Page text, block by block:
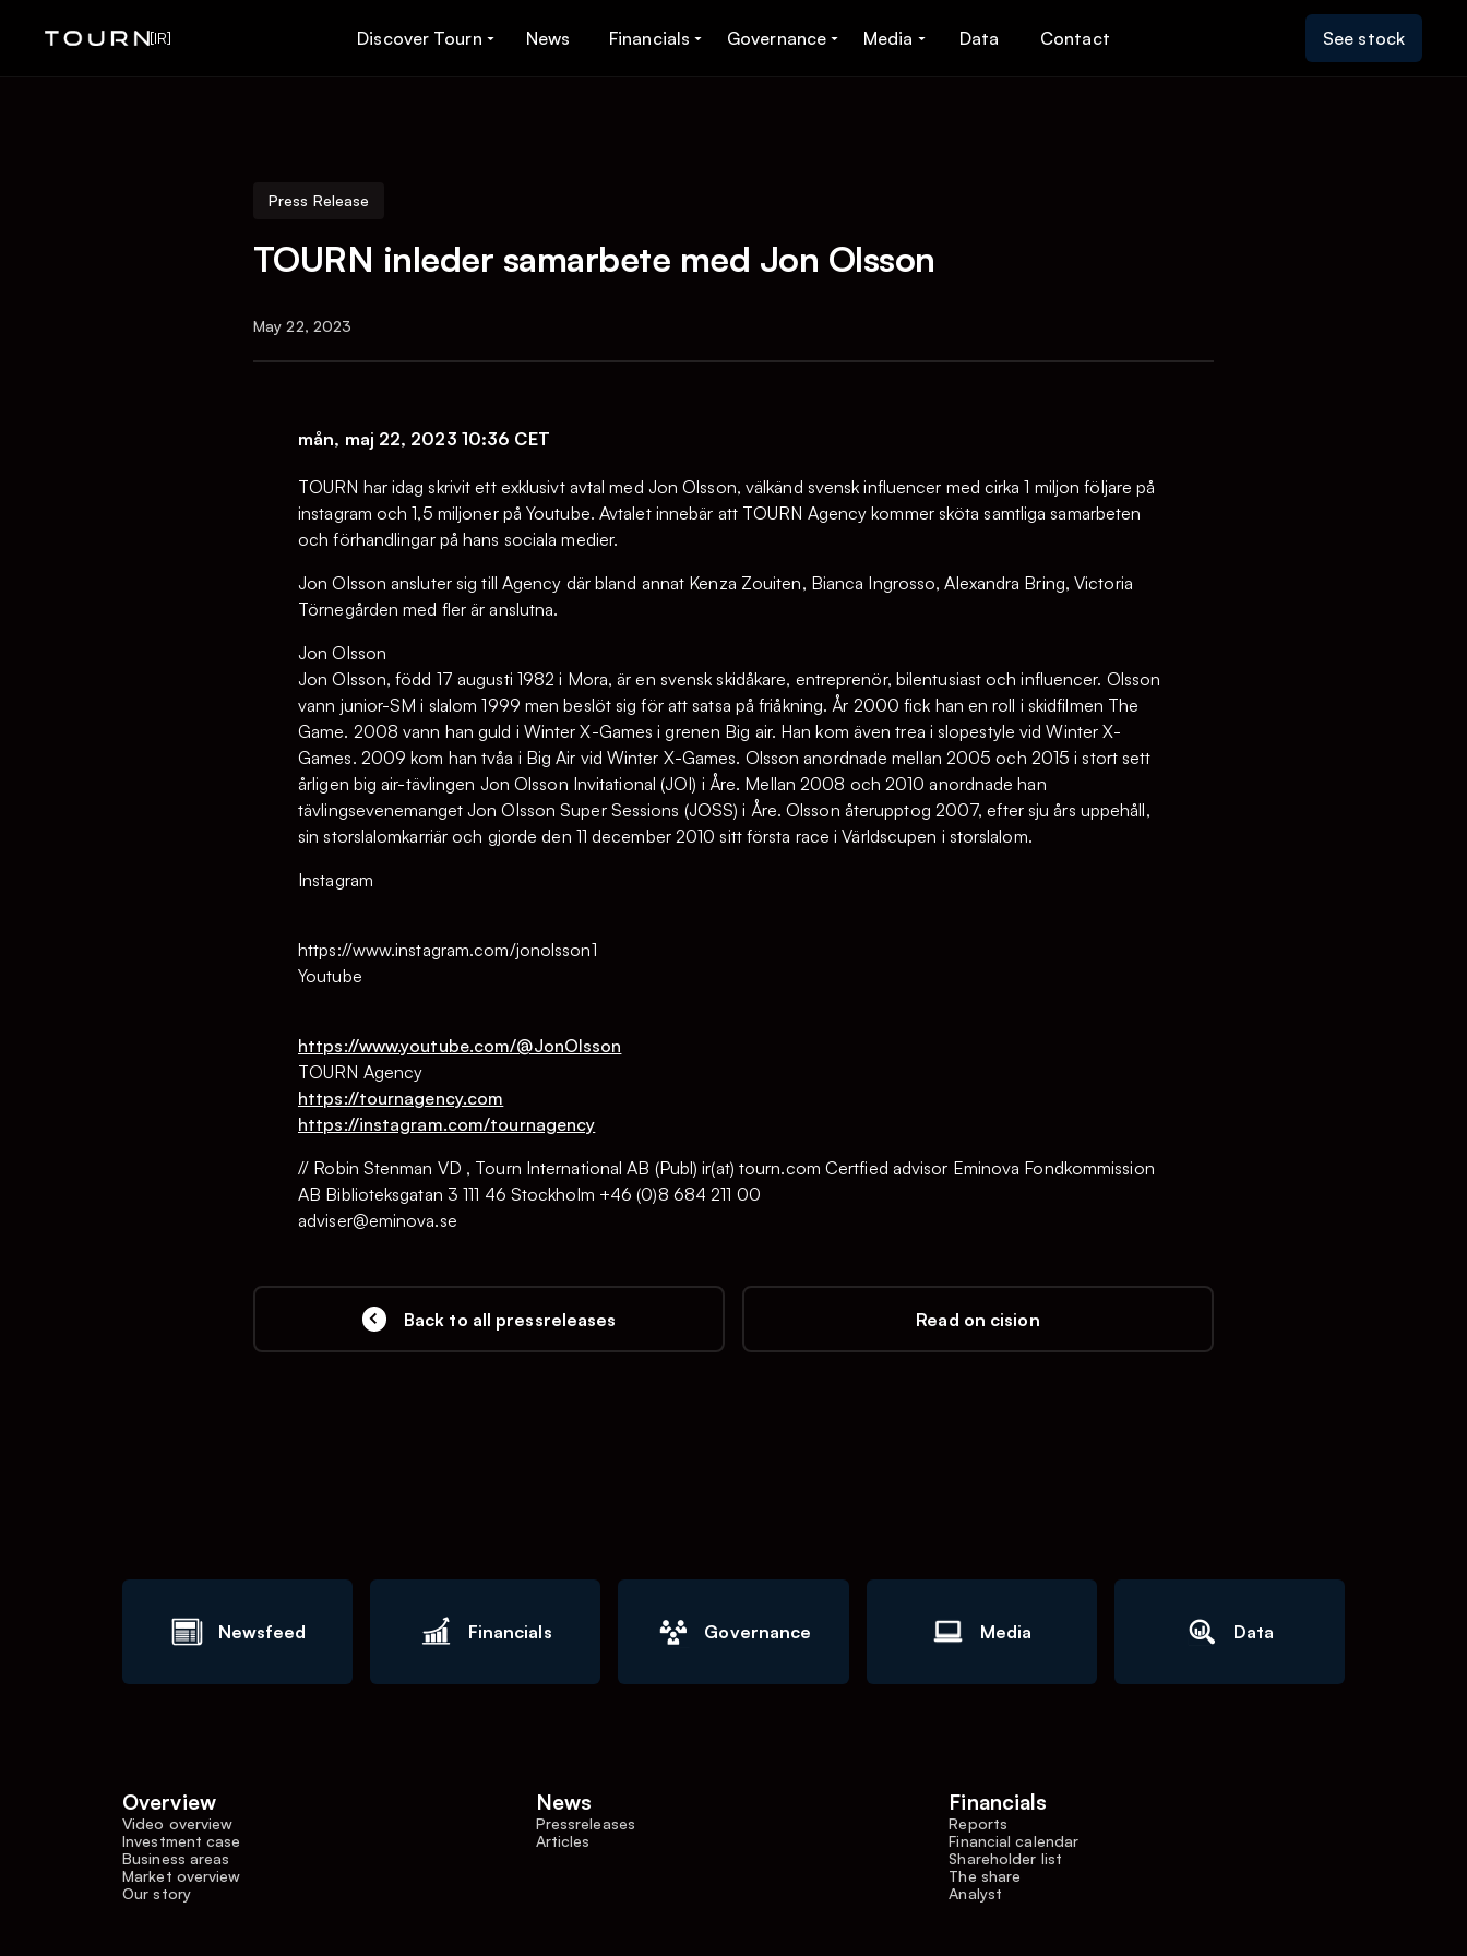
[IR] Discover Tourn News Financials Governance Media Data Contact See stock
Press Release
TOURN inleder samarbete med Jon Olsson
May 22, 2023
mån, maj 22, 2023 10:36 CET
TOURN har idag skrivit ett exklusivt avtal med Jon Olsson, välkänd svensk influencer med cirka 1 miljon följare på
instagram och 1,5 miljoner på Youtube. Avtalet innebär att TOURN Agency kommer sköta samtliga samarbeten
och förhandlingar på hans sociala medier.
Jon Olsson ansluter sig till Agency där bland annat Kenza Zouiten, Bianca Ingrosso, Alexandra Bring, Victoria
Törnegården med fler är anslutna.
Jon Olsson
Jon Olsson, född 17 augusti 1982 i Mora, är en svensk skidåkare, entreprenör, bilentusiast och influencer. Olsson
vann junior-SM i slalom 1999 men beslöt sig för att satsa på friåkning. År 2000 fick han en roll i skidfilmen The
Game. 2008 vann han guld i Winter X-Games i grenen Big air. Han kom även trea i slopestyle vid Winter X-
Games. 2009 kom han tvåa i Big Air vid Winter X-Games. Olsson anordnade mellan 2005 och 2015 i stort sett
årligen big air-tävlingen Jon Olsson Invitational (JOI) i Åre. Mellan 2008 och 2010 anordnade han
tävlingsevenemanget Jon Olsson Super Sessions (JOSS) i Åre. Olsson återupptog 2007, efter sju års uppehåll,
sin storslalomkarriär och gjorde den 11 december 2010 sitt första race i Världscupen i storslalom.
Instagram
https://www.instagram.com/jonolsson1
Youtube
https://www.youtube.com/@JonOlsson
TOURN Agency
https://tournagency.com
https://instagram.com/tournagency
// Robin Stenman VD , Tourn International AB (Publ) ir(at) tourn.com Certfied advisor Eminova Fondkommission
AB Biblioteksgatan 3 111 46 Stockholm +46 (0)8 684 211 00
adviser@eminova.se
Back to all pressreleases Read on cision
Newsfeed Financials Governance Media Data
Overview
Video overview
Investment case
Business areas
Market overview
Our story
News
Pressreleases
Articles
Financials
Reports
Financial calendar
Shareholder list
The share
Analyst